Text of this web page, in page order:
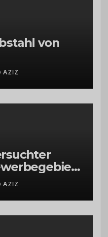
von
AZIZ
AZIZ